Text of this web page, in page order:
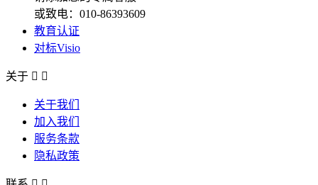
或致电：010-86393609
教育认证
对标Visio
关于  
关于我们
加入我们
服务条款
隐私政策